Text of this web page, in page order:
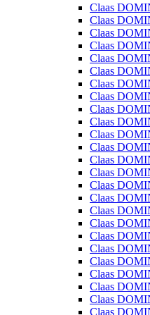
Claas
Claas
Claas
Claas
Claas
Claas
Claas
Claas
Claas
Claas
Claas
Claas
Claas
Claas
Claas
Claas
Claas
Claas
Claas
Claas
Claas
Claas
Claas
Claas
Claas